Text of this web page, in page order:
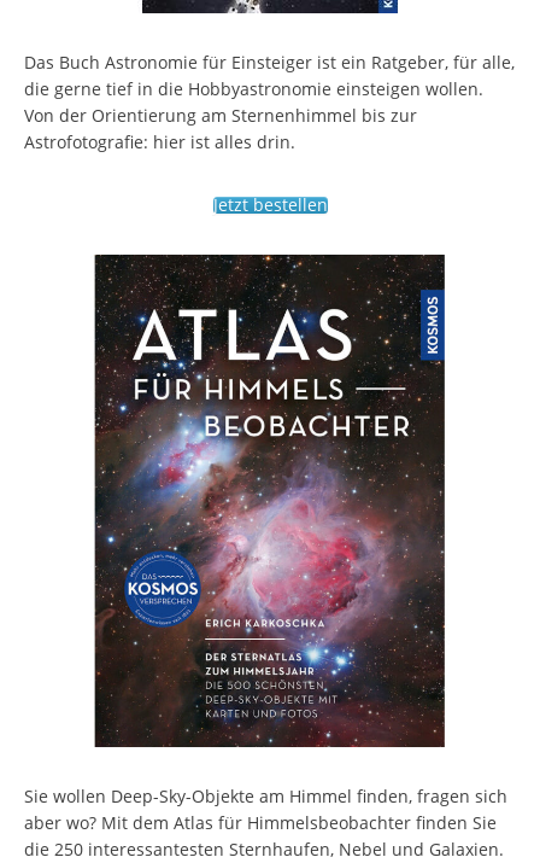
Das Buch Astronomie für Einsteiger ist ein Ratgeber, für alle,
die gerne tief in die Hobbyastronomie einsteigen wollen.
Von der Orientierung am Sternenhimmel bis zur
Astrofotografie: hier ist alles drin.
Jetzt bestellen
Sie wollen Deep-Sky-Objekte am Himmel finden, fragen sich
aber wo? Mit dem Atlas für Himmelsbeobachter finden Sie
die 250 interessantesten Sternhaufen, Nebel und Galaxien.